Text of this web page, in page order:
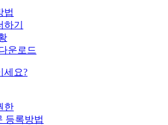
법
기
운로드
세요?
한
등록방법